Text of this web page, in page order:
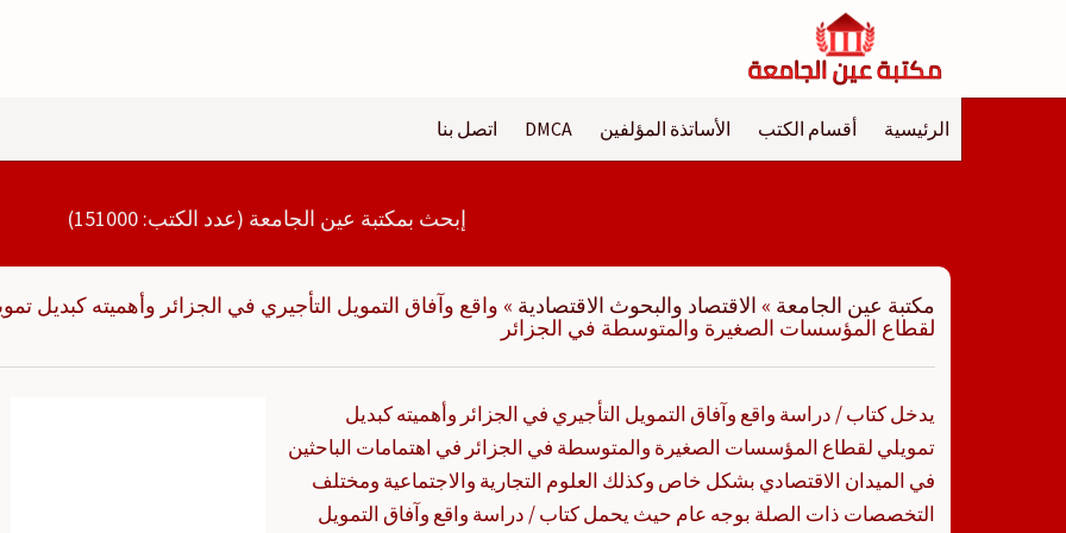
الرئيسية أقسام الكتب الأساتذة المؤلفين DMCA اتصل بنا
إبحث بمكتبة عين الجامعة (عدد الكتب: 151000)
مكتبة عين الجامعة » الاقتصاد والبحوث الاقتصادية » واقع وآفاق التمويل التأجيري في الجزائر وأهميته كبديل
لقطاع المؤسسات الصغيرة والمتوسطة في الجزائر
يدخل كتاب / دراسة واقع وآفاق التمويل التأجيري في الجزائر وأهميته كبديل
تمويلي لقطاع المؤسسات الصغيرة والمتوسطة في الجزائر في اهتمامات الباحثين
في الميدان الاقتصادي بشكل خاص وكذلك العلوم التجارية والاجتماعية ومختلف
التخصصات ذات الصلة بوجه عام حيث يحمل كتاب / دراسة واقع وآفاق التمويل